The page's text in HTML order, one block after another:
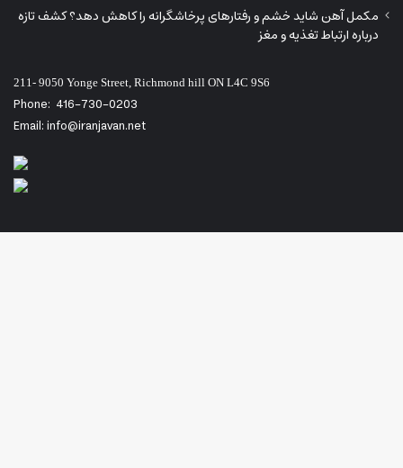
مکمل آهن شاید خشم و رفتارهای پرخاشگرانه را کاهش دهد؟ کشف تازه
درباره ارتباط تغذیه و مغز
211- 9050 Yonge Street, Richmond hill ON L4C 9S6
Phone: 416-730-0203
Email: info@iranjavan.net